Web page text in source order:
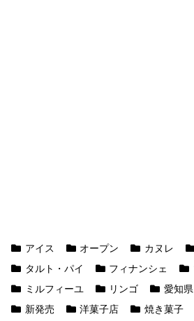
アイス オープン カヌレ
タルト・パイ
フィナンシェ
ミルフィーユ
リンゴ 愛知県
新発売
洋菓子店 焼き菓子